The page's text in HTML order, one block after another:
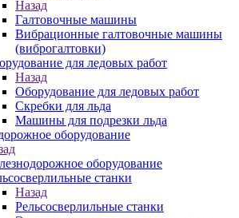
Назад
Галтовочные машины
Вибрационные галтовочные машины
(виброгалтовки)
для ледовых работ
Назад
Оборудование для ледовых работ
Скребки для льда
Машины для подрезки льда
оборудование
оборудование
станки
Назад
Рельсосверлильные станки